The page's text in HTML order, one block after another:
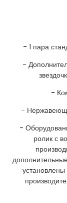
- 1 пара
-
-
-
-
ролик с